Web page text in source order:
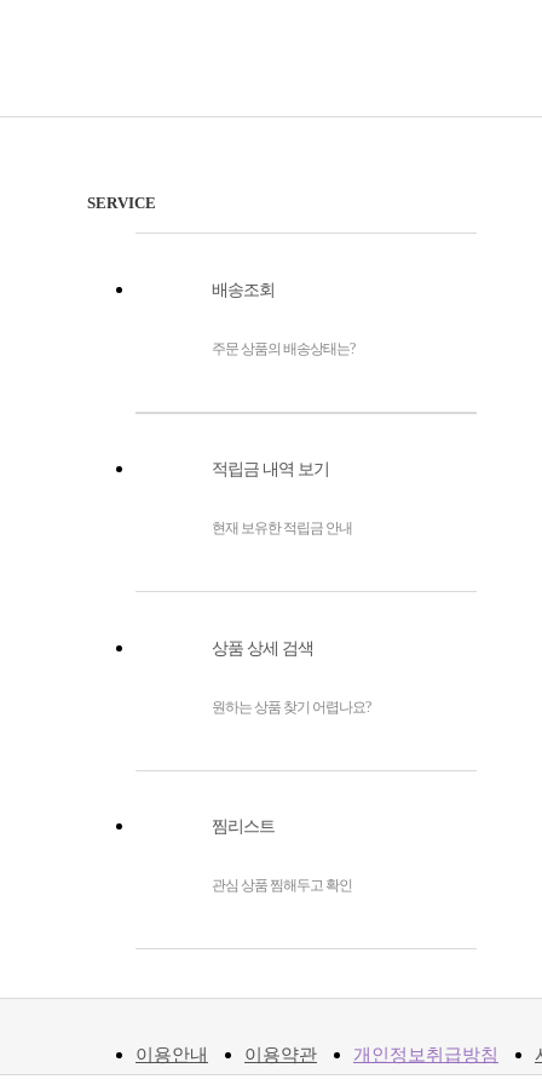
SERVICE
배송조회
주문 상품의 배송상태는?
적립금 내역 보기
현재 보유한 적립금 안내
상품 상세 검색
원하는 상품 찾기 어렵나요?
찜리스트
관심 상품 찜해두고 확인
이용안내 이용약관 개인정보취급방침